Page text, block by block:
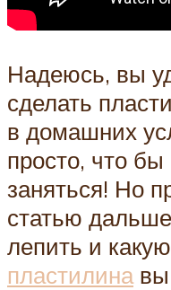
Надеюсь, вы
сделать
в домашних
просто, что
заняться! Но
статью
лепить и
пластилинавы